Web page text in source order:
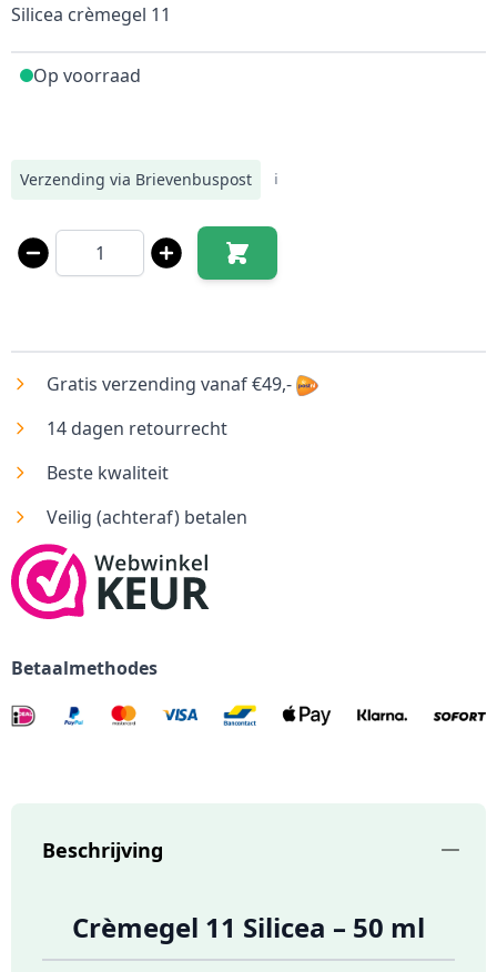
Silicea crèmegel 11
Op voorraad
Verzending via Brievenbuspost i
Aantal
Gratis verzending vanaf €49,-
14 dagen retourrecht
Beste kwaliteit
Veilig (achteraf) betalen
Betaalmethodes
Beschrijving
Crèmegel 11 Silicea – 50 ml